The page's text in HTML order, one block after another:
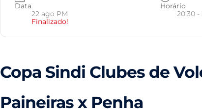
Data
22 ago PM
Finalizado!
Horário
20:30 -
Copa Sindi Clubes de
Paineiras x Penha